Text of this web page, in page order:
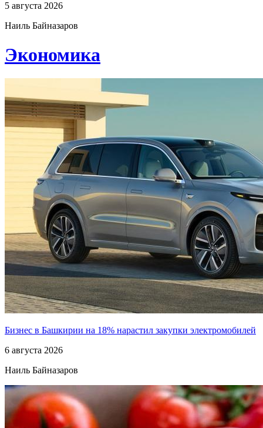
5 августа 2026
Наиль Байназаров
Экономика
Бизнес в Башкирии на 18% нарастил закупки электромобилей
6 августа 2026
Наиль Байназаров